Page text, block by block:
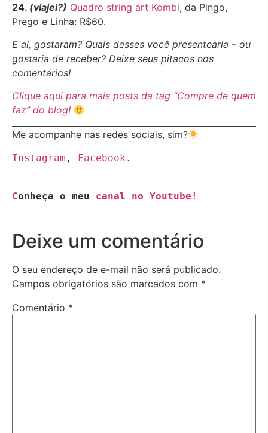
24. (viajei?) Quadro string art Kombi, da Pingo,
Prego e Linha: R$60.
E aí, gostaram? Quais desses você presentearia – ou
gostaria de receber? Deixe seus pitacos nos
comentários!
Clique aqui para mais posts da tag “Compre de quem
faz” do blog!
Me acompanhe nas redes sociais, sim?
Instagram , Facebook
Conheça o meu canal no Youtube!
Deixe um comentário
O seu endereço de e-mail não será publicado.
Campos obrigatórios são marcados com *
Comentário *